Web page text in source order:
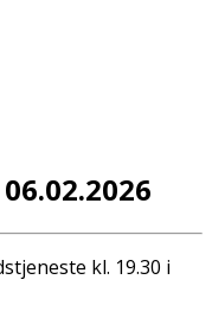
kl. 19.30 i